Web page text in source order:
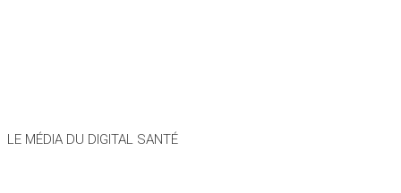
LE MÉDIA DU DIGITAL SANTÉ